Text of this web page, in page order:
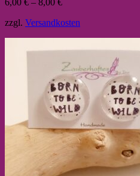
6,00 € – 8,00 €
zzgl. Versandkosten